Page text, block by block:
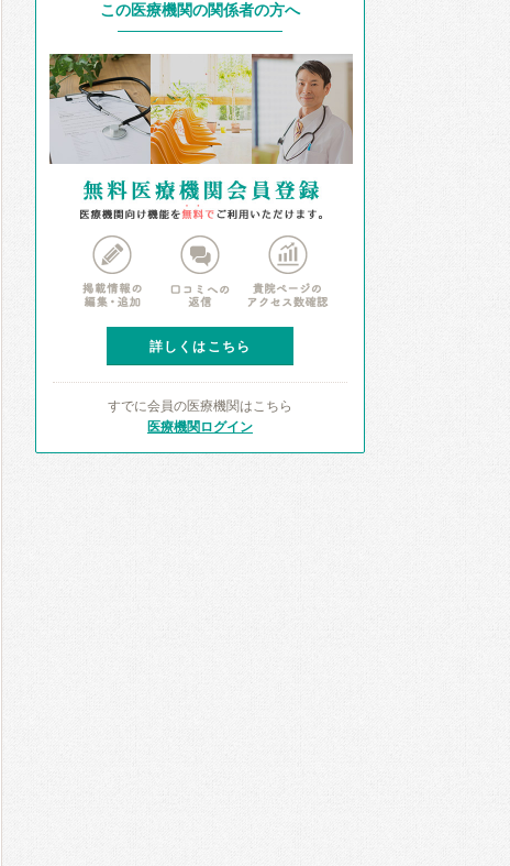
この医療機関の関係者の方へ
詳しくはこちら
すでに会員の医療機関はこちら
医療機関ログイン